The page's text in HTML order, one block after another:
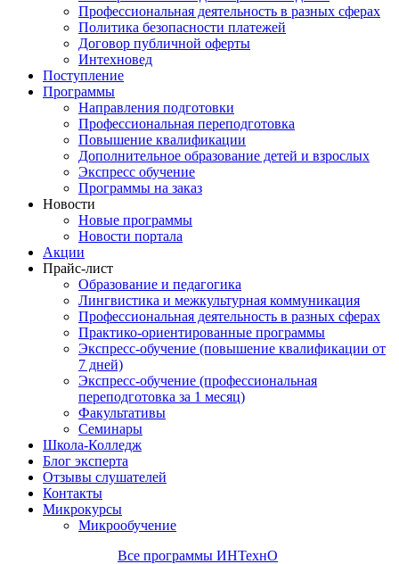
Профессиональная деятельность в разных сферах
Политика безопасности платежей
Договор публичной оферты
Интехновед
Поступление
Программы
Направления подготовки
Профессиональная переподготовка
Повышение квалификации
Дополнительное образование детей и взрослых
Экспресс обучение
Программы на заказ
Новости
Новые программы
Новости портала
Акции
Прайс-лист
Образование и педагогика
Лингвистика и межкультурная коммуникация
Профессиональная деятельность в разных сферах
Практико-ориентированные программы
Экспресс-обучение (повышение квалификации от
7 дней)
Экспресс-обучение (профессиональная
переподготовка за 1 месяц)
Факультативы
Семинары
Школа-Колледж
Блог эксперта
Отзывы слушателей
Контакты
Микрокурсы
Микрообучение
Все программы ИНТехнО